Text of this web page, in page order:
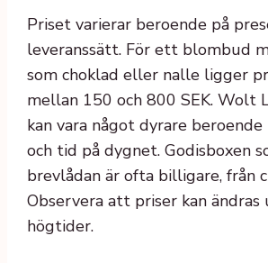
Priset varierar beroende på
leveranssätt. För ett blombud
som choklad eller nalle ligger
mellan 150 och 800 SEK. Wolt
kan vara något dyrare beroende
och tid på dygnet. Godisboxen
brevlådan är ofta billigare, från
Observera att priser kan ändras
högtider.